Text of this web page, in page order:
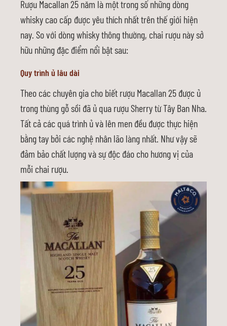
Rượu Macallan 25 năm là một trong số những dòng
whisky cao cấp được yêu thích nhất trên thế giới hiện
nay. So với dòng whisky thông thường, chai rượu này sở
hữu những đặc điểm nổi bật sau:
Quy trình ủ lâu dài
Theo các chuyên gia cho biết rượu Macallan 25 được ủ
trong thùng gỗ sồi đã ủ qua rượu Sherry từ Tây Ban Nha.
Tất cả các quá trình ủ và lên men đều được thực hiện
bằng tay bởi các nghệ nhân lão làng nhất. Như vậy sẽ
đảm bảo chất lượng và sự độc đáo cho hương vị của
mỗi chai rượu.